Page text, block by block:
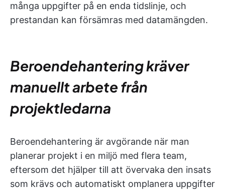
många uppgifter på en enda tidslinje, och
prestandan kan försämras med datamängden.
Beroendehantering kräver
manuellt arbete från
projektledarna
Beroendehantering är avgörande när man
planerar projekt i en miljö med flera team,
eftersom det hjälper till att övervaka den insats
som krävs och automatiskt omplanera uppgifter